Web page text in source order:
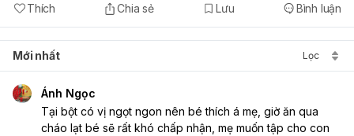
Thích Chia sẻ Lưu Bình luận
Mới nhất Lọc
Ánh Ngọc
Tại bột có vị ngọt ngon nên bé thích á mẹ, giờ ăn qua
cháo lạt bé sẽ rất khó chấp nhận, mẹ muốn tập cho con